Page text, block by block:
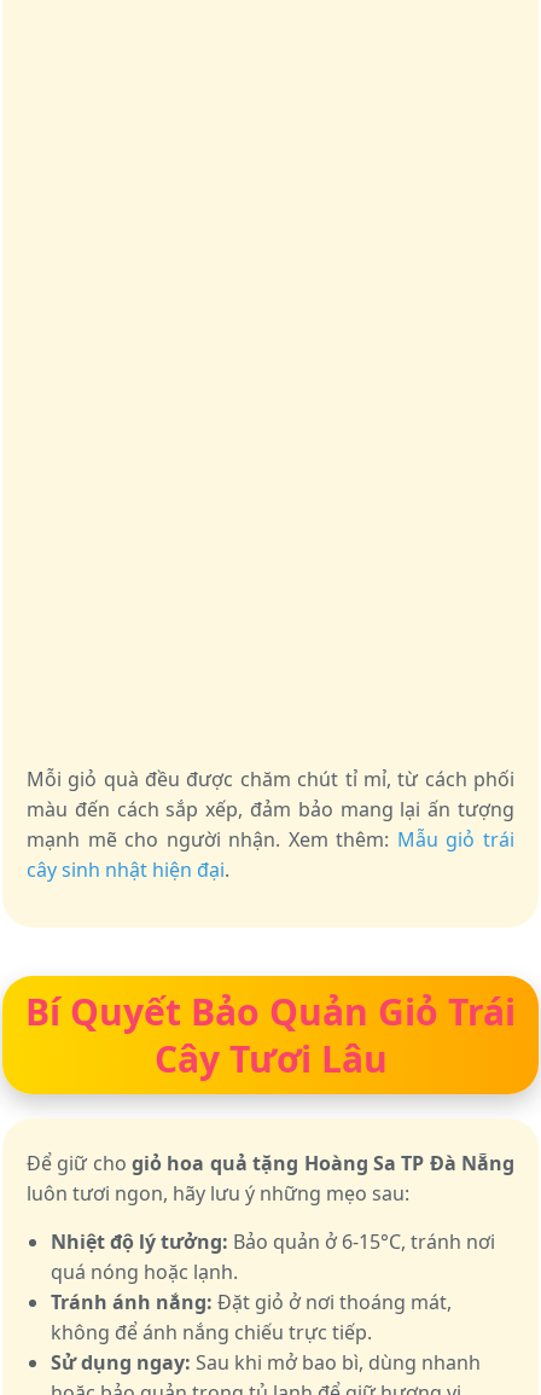
Mỗi giỏ quà đều được chăm chút tỉ mỉ, từ cách phối
màu đến cách sắp xếp, đảm bảo mang lại ấn tượng
mạnh mẽ cho người nhận. Xem thêm: Mẫu giỏ trái
cây sinh nhật hiện đại.
Bí Quyết Bảo Quản Giỏ Trái
Cây Tươi Lâu
Để giữ chogiỏ hoa quả tặng Hoàng Sa TP Đà Nẵng
luôn tươi ngon, hãy lưu ý những mẹo sau:
Nhiệt độ lý tưởng: Bảo quản ở 6-15°C, tránh nơi
quá nóng hoặc lạnh.
Tránh ánh nắng: Đặt giỏ ở nơi thoáng mát,
không để ánh nắng chiếu trực tiếp.
Sử dụng ngay: Sau khi mở bao bì, dùng nhanh